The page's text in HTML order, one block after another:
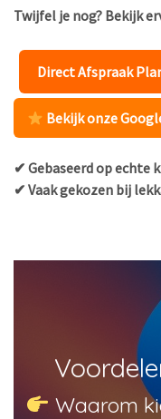
Twijfel je nog? Bekijk
Direct Afspraak
Bekijk onze
✔ Gebaseerd op echte
✔ Vaak gekozen bij
Waarom